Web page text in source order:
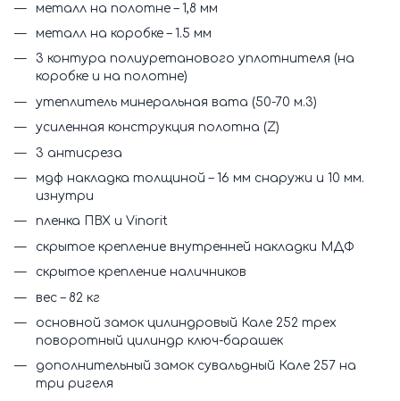
металл на полотне – 1,8 мм
металл на коробке – 1.5 мм
3 контура полиуретанового уплотнителя (на
коробке и на полотне)
утеплитель минеральная вата (50-70 м.3)
усиленная конструкция полотна (Z)
3 антисреза
мдф накладка толщиной – 16 мм снаружи и 10 мм.
изнутри
пленка ПВХ и Vinorit
скрытое крепление внутренней накладки МДФ
скрытое крепление наличников
вес – 82 кг
основной замок цилиндровый Кале 252 трех
поворотный цилиндр ключ-барашек
дополнительный замок сувальдный Кале 257 на
три ригеля